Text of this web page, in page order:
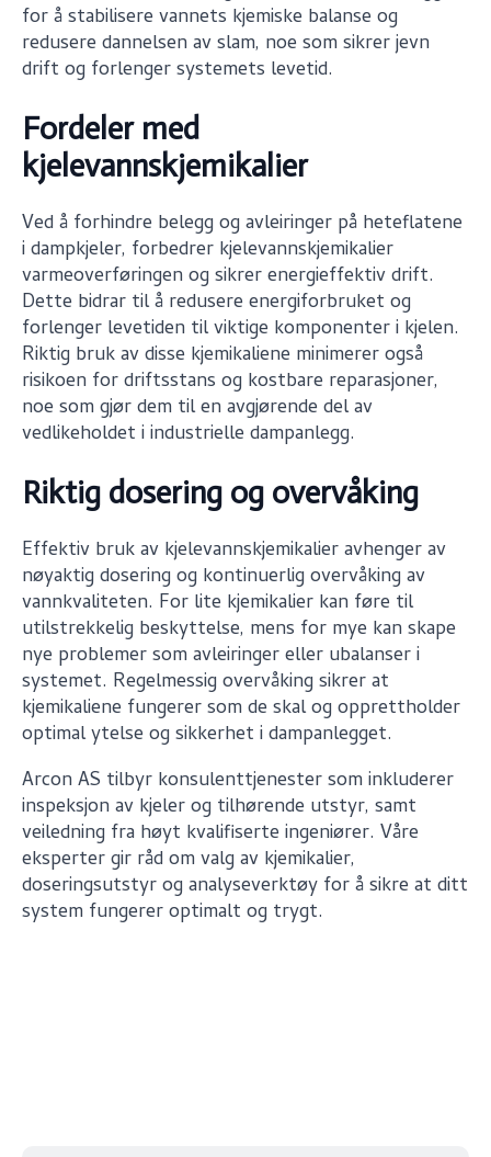
for å stabilisere vannets kjemiske balanse og
redusere dannelsen av slam, noe som sikrer jevn
drift og forlenger systemets levetid.
Fordeler med
kjelevannskjemikalier
Ved å forhindre belegg og avleiringer på heteflatene
i dampkjeler, forbedrer kjelevannskjemikalier
varmeoverføringen og sikrer energieffektiv drift.
Dette bidrar til å redusere energiforbruket og
forlenger levetiden til viktige komponenter i kjelen.
Riktig bruk av disse kjemikaliene minimerer også
risikoen for driftsstans og kostbare reparasjoner,
noe som gjør dem til en avgjørende del av
vedlikeholdet i industrielle dampanlegg.
Riktig dosering og overvåking
Effektiv bruk av kjelevannskjemikalier avhenger av
nøyaktig dosering og kontinuerlig overvåking av
vannkvaliteten. For lite kjemikalier kan føre til
utilstrekkelig beskyttelse, mens for mye kan skape
nye problemer som avleiringer eller ubalanser i
systemet. Regelmessig overvåking sikrer at
kjemikaliene fungerer som de skal og opprettholder
optimal ytelse og sikkerhet i dampanlegget.
Arcon AS tilbyr konsulenttjenester som inkluderer
inspeksjon av kjeler og tilhørende utstyr, samt
veiledning fra høyt kvalifiserte ingeniører. Våre
eksperter gir råd om valg av kjemikalier,
doseringsutstyr og analyseverktøy for å sikre at ditt
system fungerer optimalt og trygt.